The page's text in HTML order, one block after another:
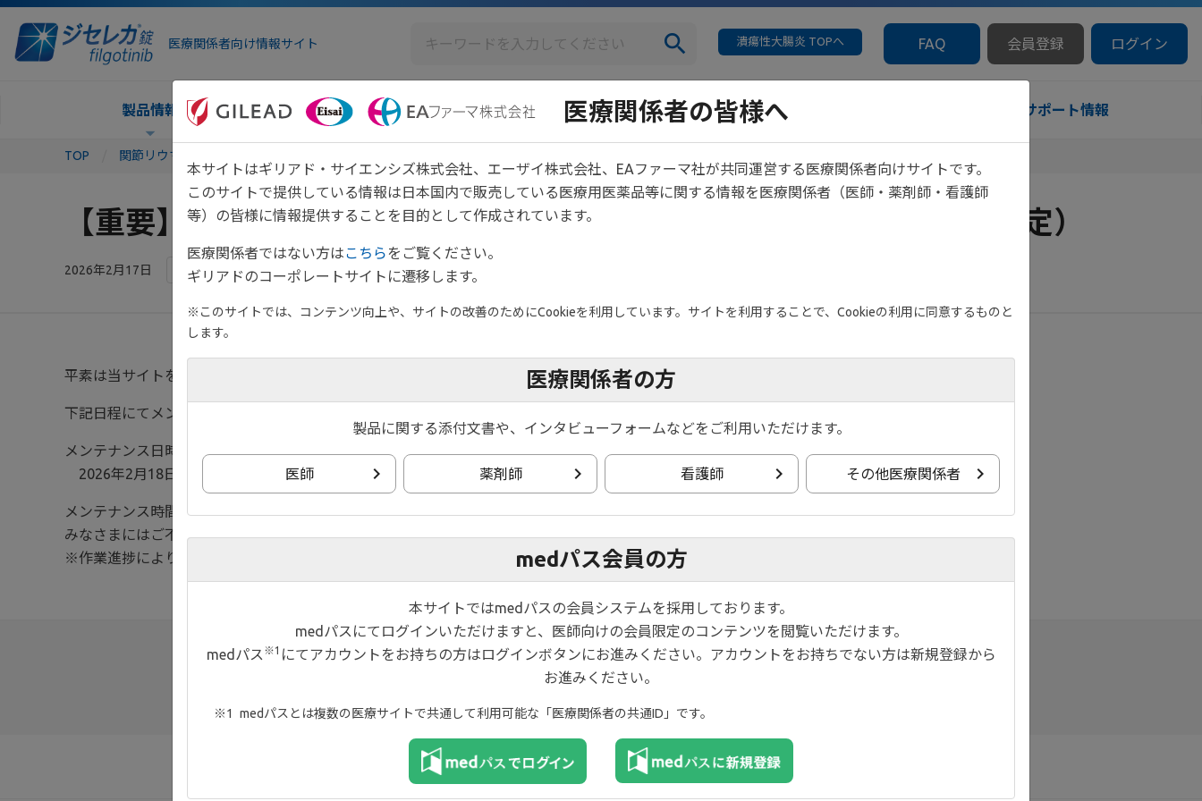
医療関係者向け情報サイト 潰瘍性大腸炎 TOPへ FAQ 会員登録 ログイン
製品情報 疾患情報 イベント情報 診療サポート情報
TOP 関節リウマチTOP
【重要】システムメンテナンスのお知らせ（2月18日 21:00～22:00予定）
2026年2月17日 その他
平素は当サイトをご利用いただき、誠にありがとうございます。
下記日程にてメンテナンス作業を予定しております。
メンテナンス日時：
2026年2月18日(水) 21:00 ～ 22:00 予定
メンテナンス時間帯は、ページが正しく表示されない場合がございます。
みなさまにはご不便おかけいたしますが、何卒ご理解いただきますようお願い申し上げます。
※作業進捗により、前後する場合がございます。ご了承くださいませ。
プライバシーポリシー ご利用規約 お問い合わせ
医療関係者の皆様へ
本サイトはギリアド・サイエンシズ株式会社、エーザイ株式会社、EAファーマ社が共同運営する医療関係者向けサイトです。
このサイトで提供している情報は日本国内で販売している医療用医薬品等に関する情報を医療関係者（医師・薬剤師・看護師
等）の皆様に情報提供することを目的として作成されています。
医療関係者ではない方はこちら をご覧ください。
ギリアドのコーポレートサイトに遷移します。
※このサイトでは、コンテンツ向上や、サイトの改善のためにCookieを利用しています。サイトを利用することで、Cookieの利用に同意するものと
します。
医療関係者の方
製品に関する添付文書や、インタビューフォームなどをご利用いただけます。
医師 薬剤師 看護師 その他医療関係者
medパス会員の方
本サイトではmedパスの会員システムを採用しております。
medパスにてログインいただけますと、医師向けの会員限定のコンテンツを閲覧いただけます。
medパス ※1 にてアカウントをお持ちの方はログインボタンにお進みください。アカウントをお持ちでない方は新規登録から
お進みください。
medパスとは複数の医療サイトで共通して利用可能な「医療関係者の共通ID」です。